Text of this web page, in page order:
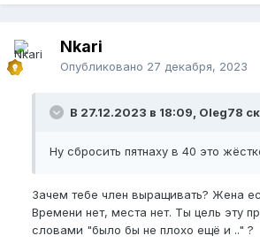
Nkari
Опубликовано 27 декабря, 2023
В 27.12.2023 в 18:09, Oleg78
Ну сбросить пятнаху в 40 это
Зачем тебе член выращивать? Жена
Времени нет, места нет. Ты цель эту
словами "было бы не плохо ещё и .." ?